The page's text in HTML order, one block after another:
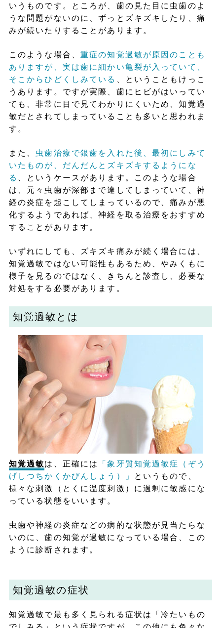
いうものです。ところが、歯の見た目に虫歯のよ
うな問題がないのに、ずっとズキズキしたり、痛
みが続いたりすることがあります。
このような場合、 重症の知覚過敏が原因のことも
ありますが、実は歯に細かい亀裂が入っていて、
そこからひどくしみている 、ということもけっこ
うあります。ですが実際、歯にヒビがはいってい
ても、非常に目で見てわかりにくいため、知覚過
敏だとされてしまっていることも多いと思われま
す。
また、 虫歯治療で銀歯を入れた後、最初にしみて
いたものが、だんだんとズキズキするようにな
る 、というケースがあります。このような場合
は、元々虫歯が深部まで達してしまっていて、神
経の炎症を起こしてしまっているので、痛みが悪
化するようであれば、神経を取る治療をおすすめ
することがあります。
いずれにしても、ズキズキ痛みが続く場合には、
知覚過敏ではない可能性もあるため、やみくもに
様子を見るのではなく、きちんと診査し、必要な
対処をする必要があります。
知覚過敏とは
知覚過敏は、正確には 「象牙質知覚過敏症（ぞう
げしつちかくかびんしょう）」
というもので、
様々な刺激（とくに温度刺激）に過剰に敏感にな
っている状態をいいます。
虫歯や神経の炎症などの病的な状態が見当たらな
いのに、歯の知覚が過敏になっている場合、この
ように診断されます。
知覚過敏の症状
知覚過敏で最も多く見られる症状は「冷たいもの